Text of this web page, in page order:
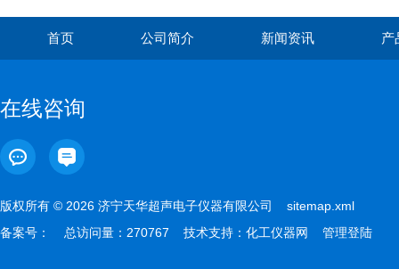
首页 公司简介 新闻资讯 产
在线咨询
版权所有 © 2026 济宁天华超声电子仪器有限公司 sitemap.xml
备案号：
总访问量：270767 技术支持： 化工仪器网 管理登陆